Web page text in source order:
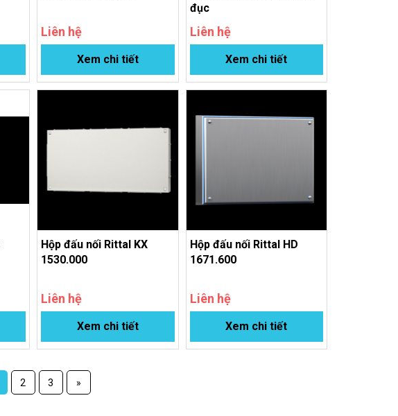
Liên hệ
Xem chi tiết
đục
Liên hệ
Xem chi tiết
Hộp đấu nối Rittal KX
1530.000
Liên hệ
Xem chi tiết
Hộp đấu nối Rittal HD
1671.600
Liên hệ
Xem chi tiết
2 3 »